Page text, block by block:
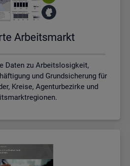
Ar­beits­markt
Daten zu Arbeitslosigkeit,
und Grundsicherung für
Kreise, Agenturbezirke und